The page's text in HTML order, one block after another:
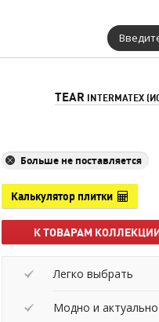
TEAR INTERMATEX
Больше не поставляется
Калькулятор плитки
К ТОВАРАМ
Легко выбрать
Модно и актуально